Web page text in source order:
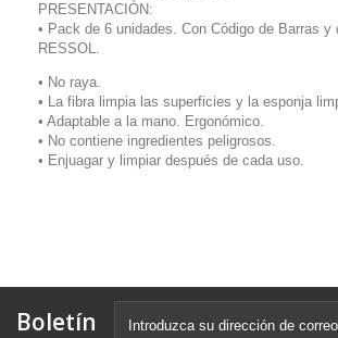
PRESENTACIÓN:
• Pack de 6 unidades. Con Código de Barras y
RESSOL.
• No raya.
• La fibra limpia las superficies y la esponja
• Adaptable a la mano. Ergonómico.
• No contiene ingredientes peligrosos.
• Enjuagar y limpiar después de cada uso.
Boletín